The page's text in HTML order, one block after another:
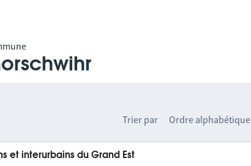
Trier par Ordre alphabétique
et interurbains du Grand Est